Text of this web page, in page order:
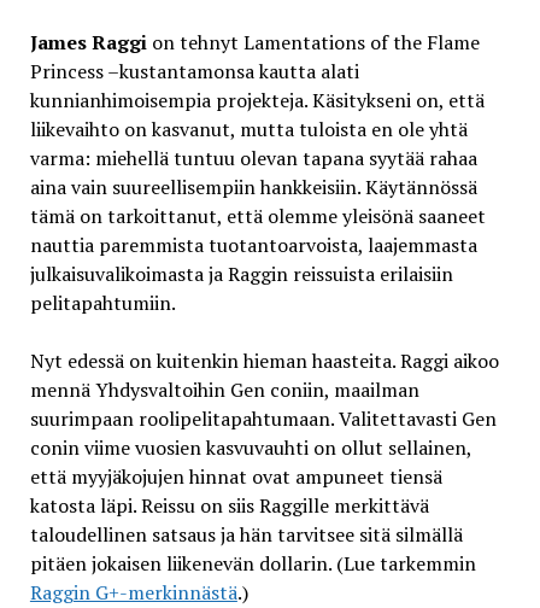
James Raggion tehnyt Lamentations of the Flame
Princess –kustantamonsa kautta alati
kunnianhimoisempia projekteja. Käsitykseni on, että
liikevaihto on kasvanut, mutta tuloista en ole yhtä
varma: miehellä tuntuu olevan tapana syytää rahaa
aina vain suureellisempiin hankkeisiin. Käytännössä
tämä on tarkoittanut, että olemme yleisönä saaneet
nauttia paremmista tuotantoarvoista, laajemmasta
julkaisuvalikoimasta ja Raggin reissuista erilaisiin
pelitapahtumiin.
Nyt edessä on kuitenkin hieman haasteita. Raggi aikoo
mennä Yhdysvaltoihin Gen coniin, maailman
suurimpaan roolipelitapahtumaan. Valitettavasti Gen
conin viime vuosien kasvuvauhti on ollut sellainen,
että myyjäkojujen hinnat ovat ampuneet tiensä
katosta läpi. Reissu on siis Raggille merkittävä
taloudellinen satsaus ja hän tarvitsee sitä silmällä
pitäen jokaisen liikenevän dollarin. (Lue tarkemmin
Raggin G+-merkinnästä.)